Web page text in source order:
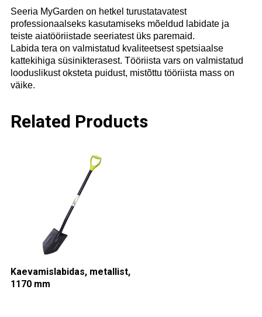
Seeria MyGarden on hetkel turustatavatest
professionaalseks kasutamiseks mõeldud labidate ja
teiste aiatööriistade seeriatest üks paremaid.
Labida tera on valmistatud kvaliteetsest spetsiaalse
kattekihiga süsinikterasest. Tööriista vars on valmistatud
looduslikust oksteta puidust, mistõttu tööriista mass on
väike.
Related Products
Kaevamislabidas, metallist,
1170 mm